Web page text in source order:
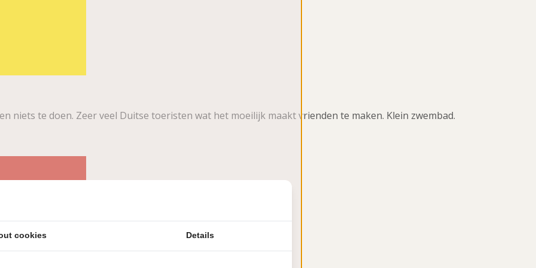
niets te doen. Zeer veel Duitse toeristen wat het moeilijk maakt vrienden te maken. Klein zwembad.
cookies Details